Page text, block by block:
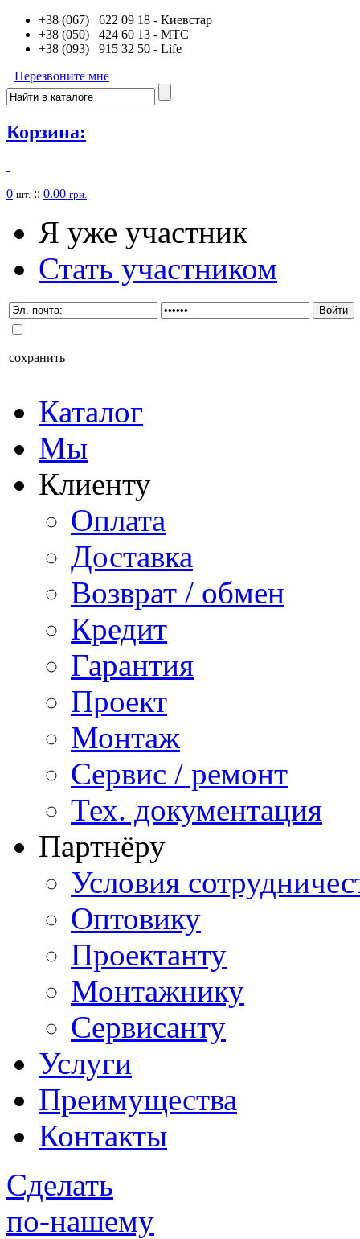
+38 (067) 622 09 18 - Киевстар
+38 (050) 424 60 13 - MTC
+38 (093) 915 32 50 - Life
Перезвоните мне
Корзина:
0 шт. :: 0.00 грн.
Я уже участник
Стать участником
сохранить
Каталог
Мы
Клиенту
Оплата
Доставка
Возврат / обмен
Кредит
Гарантия
Проект
Монтаж
Сервис / ремонт
Тех. документация
Партнёру
Условия
Оптовику
Проектанту
Монтажнику
Сервисанту
Услуги
Преимущества
Контакты
Сделать
по-нашему